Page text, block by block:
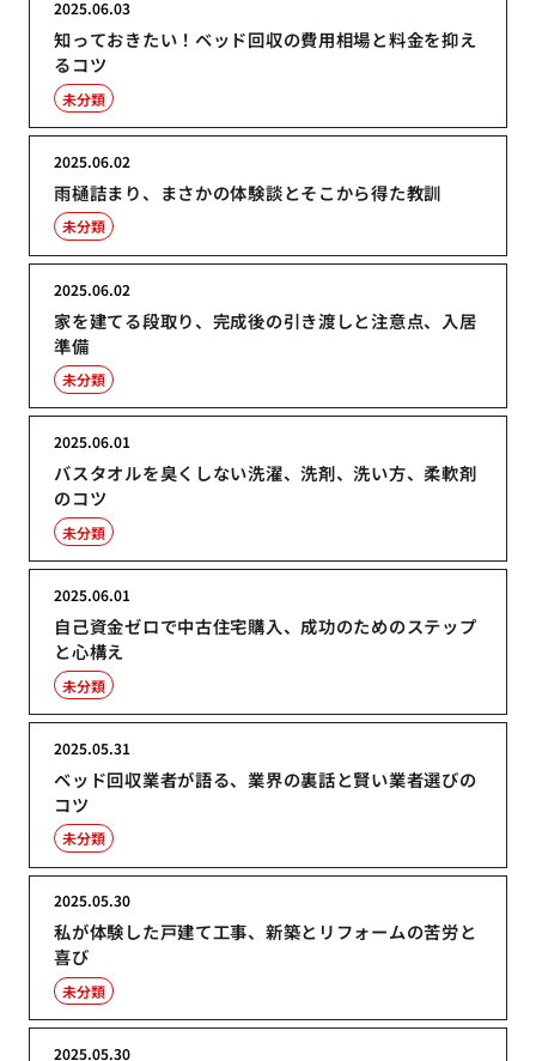
知っておきたい！ベッド回収の費用相場と料金を抑え
るコツ
2025.06.03
未分類
雨樋詰まり、まさかの体験談とそこから得た教訓
2025.06.02
未分類
家を建てる段取り、完成後の引き渡しと注意点、入居
準備
2025.06.02
未分類
バスタオルを臭くしない洗濯、洗剤、洗い方、柔軟剤
のコツ
2025.06.01
未分類
自己資金ゼロで中古住宅購入、成功のためのステップ
と心構え
2025.06.01
未分類
ベッド回収業者が語る、業界の裏話と賢い業者選びの
コツ
2025.05.31
未分類
私が体験した戸建て工事、新築とリフォームの苦労と
喜び
2025.05.30
未分類
2025.05.30